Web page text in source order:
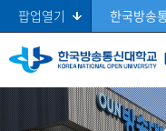
팝업열기 한국방송